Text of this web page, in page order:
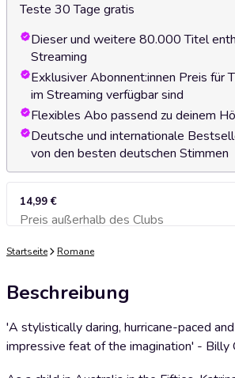
Teste 30 Tage gratis
Dieser und weitere 80.000 Titel
Streaming
Exklusiver Abonnent:innen Preis für
im Streaming verfügbar sind
Flexibles Abo passend zu deinem
Deutsche und internationale
von den besten deutschen Stimmen
14,99 €
Preis außerhalb des ClubsZum Warenkorb hinzufügen
Startseite Romane
Beschreibung
'A stylistically daring, hurricane-paced
impressive feat of the imagination' - Billy